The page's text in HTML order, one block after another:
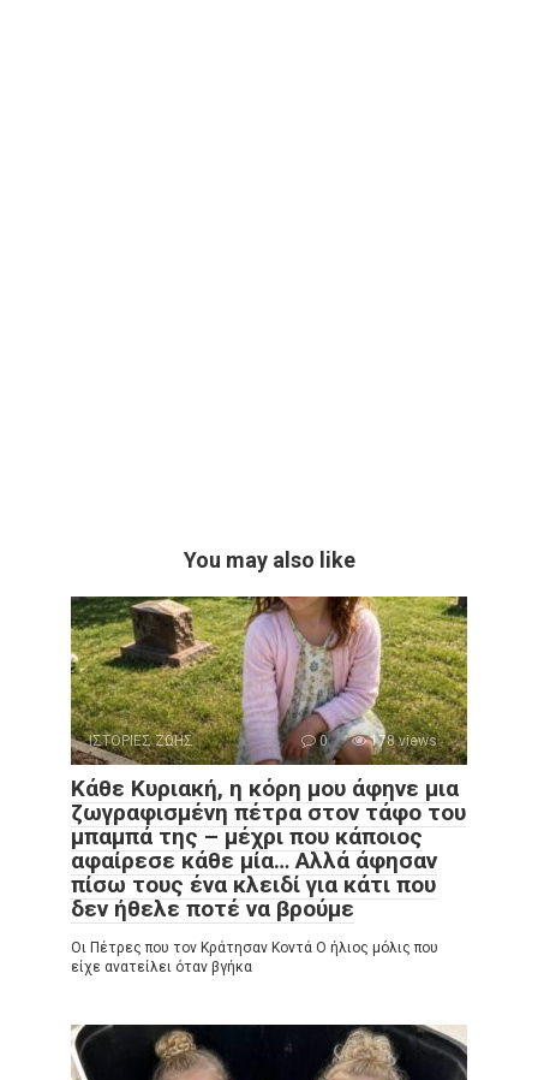
You may also like
ΙΣΤΟΡΙΕΣ ΖΩΗΣ 0 178 views
Κάθε Κυριακή, η κόρη μου άφηνε μια
ζωγραφισμένη πέτρα στον τάφο του
μπαμπά της – μέχρι που κάποιος
αφαίρεσε κάθε μία… Αλλά άφησαν
πίσω τους ένα κλειδί για κάτι που
δεν ήθελε ποτέ να βρούμε
Οι Πέτρες που τον Κράτησαν Κοντά Ο ήλιος μόλις που
είχε ανατείλει όταν βγήκα